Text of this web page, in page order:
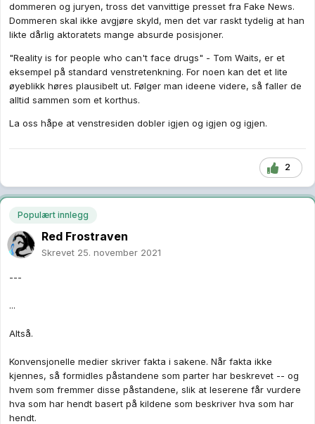
dommeren og juryen, tross det vanvittige presset fra Fake News.
Dommeren skal ikke avgjøre skyld, men det var raskt tydelig at han
likte dårlig aktoratets mange absurde posisjoner.
"Reality is for people who can't face drugs" - Tom Waits, er et
eksempel på standard venstretenkning. For noen kan det et lite
øyeblikk høres plausibelt ut. Følger man ideene videre, så faller de
alltid sammen som et korthus.
La oss håpe at venstresiden dobler igjen og igjen og igjen.
2
Populært innlegg
Red Frostraven
Skrevet 25. november 2021
---
...
Altså.
Konvensjonelle medier skriver fakta i sakene. Når fakta ikke
kjennes, så formidles påstandene som parter har beskrevet -- og
hvem som fremmer disse påstandene, slik at leserene får vurdere
hva som har hendt basert på kildene som beskriver hva som har
hendt.